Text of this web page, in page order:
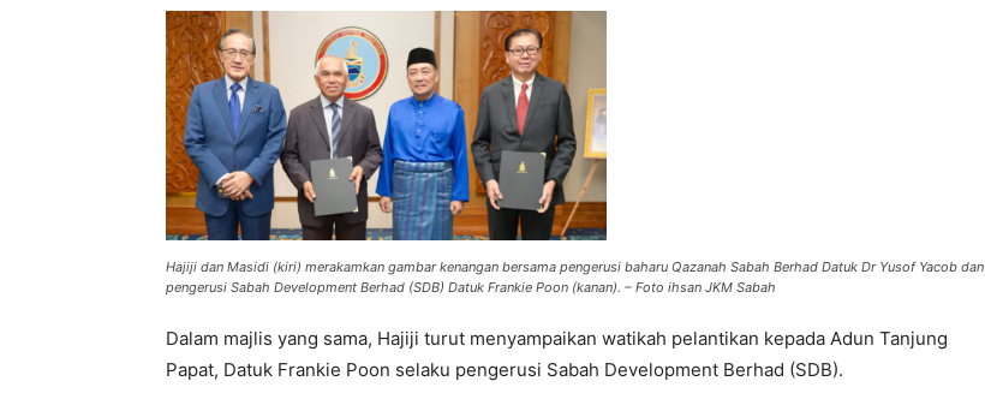
Hajiji dan Masidi (kiri) merakamkan gambar kenangan bersama pengerusi baharu Qazanah Sabah Berhad Datuk Dr Yusof Yacob dan
pengerusi Sabah Development Berhad (SDB) Datuk Frankie Poon (kanan). – Foto ihsan JKM Sabah
Dalam majlis yang sama, Hajiji turut menyampaikan watikah pelantikan kepada Adun Tanjung
Papat, Datuk Frankie Poon selaku pengerusi Sabah Development Berhad (SDB).